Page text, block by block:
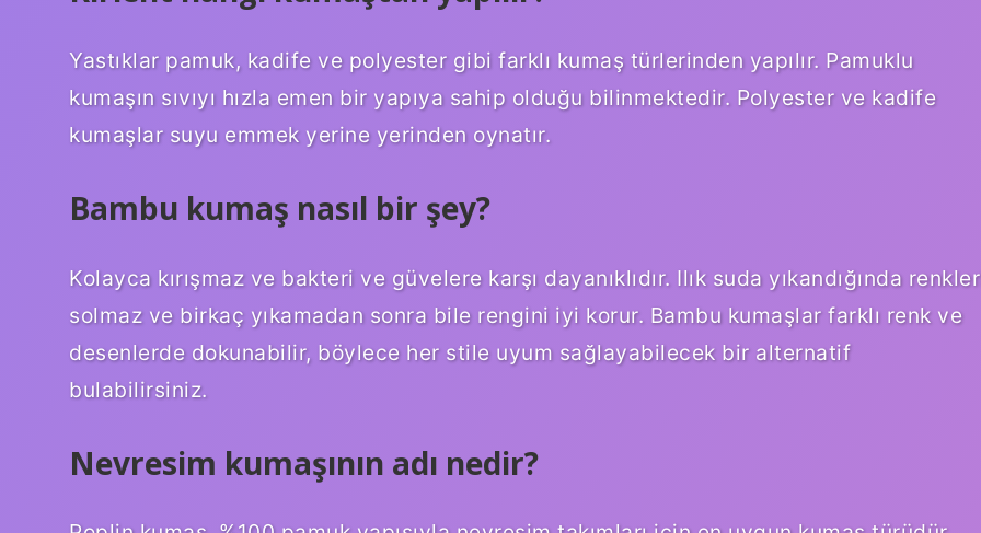
Yastıklar pamuk, kadife ve polyester gibi farklı kumaş türlerinden yapılır. Pamuklu
kumaşın sıvıyı hızla emen bir yapıya sahip olduğu bilinmektedir. Polyester ve kadife
kumaşlar suyu emmek yerine yerinden oynatır.
Bambu kumaş nasıl bir şey?
Kolayca kırışmaz ve bakteri ve güvelere karşı dayanıklıdır. Ilık suda yıkandığında
solmaz ve birkaç yıkamadan sonra bile rengini iyi korur. Bambu kumaşlar farklı renk ve
desenlerde dokunabilir, böylece her stile uyum sağlayabilecek bir alternatif
bulabilirsiniz.
Nevresim kumaşının adı nedir?